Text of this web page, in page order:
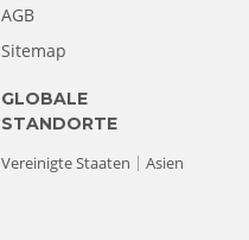
AGB
Sitemap
GLOBALE
STANDORTE
Vereinigte Staaten
Asien